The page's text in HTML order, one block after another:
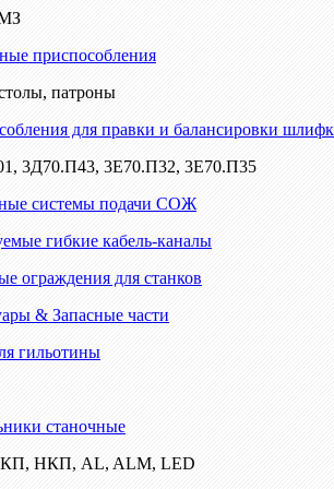
приспособления
патроны
для правки и балансировки
3Д70.П43, 3Е70.П32, 3Е70.П35
системы подачи СОЖ
гибкие кабель-каналы
ограждения для станков
& Запасные части
гильотины
станочные
НКП, AL, ALM, LED